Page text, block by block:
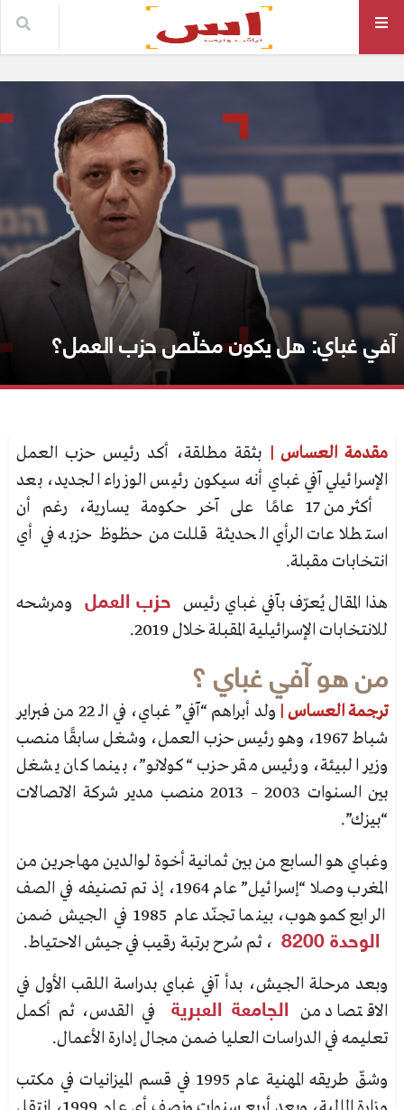
آفي غباي: هل يكون مخلّص حزب العمل؟
مقدمة العساس | بثقة مطلقة، أكد رئيس حزب العمل
الإسرائيلي آفي غباي أنه سيكون رئيس الوزراء الجديد، بعد
أكثر من 17 عامًا على آخر حكومة يسارية، رغم أن
استطلاعات الرأي الحديثة قللت من حظوظ حزبه في أي
انتخابات مقبلة.
هذا المقال يُعرّف بآفي غباي رئيس حزب العمل
ومرشحه
للانتخابات الإسرائيلية المقبلة خلال 2019.
من هو آفي غباي ؟
ترجمة العساس |
ولد أبراهم “آفي” غباي، في الـ 22 من فبراير
شباط 1967، وهو رئيس حزب العمل، وشغل سابقًا منصب
وزير البيئة، ورئيس مقر حزب “كولانو”، بينما كان يشغل
بين السنوات 2003 – 2013 منصب مدير شركة الاتصالات
“بيزك”.
وغباي هو السابع من بين ثمانية أخوة لوالدين مهاجرين من
المغرب وصلا “إسرائيل” عام 1964، إذ تم تصنيفه في الصف
الرابع كموهوب، بينما تجنّد عام 1985 في الجيش ضمن
الوحدة 8200
، ثم سُرح برتبة رقيب في جيش الاحتياط.
وبعد مرحلة الجيش، بدأ آفي غباي بدراسة اللقب الأول في
الاقتصاد من الجامعة العبرية
في القدس، ثم أكمل
تعليمه في الدراسات العليا ضمن مجال إدارة الأعمال.
وشقّ طريقه المهنية عام 1995 في قسم الميزانيات في مكتب